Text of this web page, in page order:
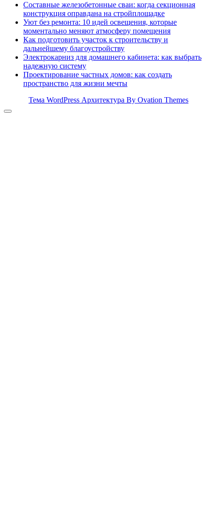
Составные железобетонные сваи: когда секционная
конструкция оправдана на стройплощадке
Уют без ремонта: 10 идей освещения, которые
моментально меняют атмосферу помещения
Как подготовить участок к строительству и
дальнейшему благоустройству
Электрокарниз для домашнего кабинета: как выбрать
надежную систему
Проектирование частных домов: как создать
пространство для жизни мечты
Тема WordPress Архитектура By Ovation Themes